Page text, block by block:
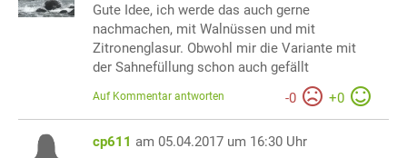
Gute Idee, ich werde das auch gerne
nachmachen, mit Walnüssen und mit
Zitronenglasur. Obwohl mir die Variante mit
der Sahnefüllung schon auch gefällt
-0 +0
Auf Kommentar antworten
cp611 am 05.04.2017 um 16:30 Uhr